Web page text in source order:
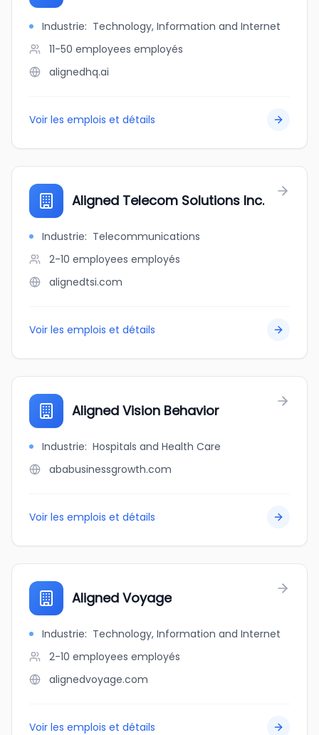
Industrie: Technology, Information and Internet
11-50 employees employés
alignedhq.ai
Voir les emplois et détails
Aligned Telecom Solutions Inc.
Industrie: Telecommunications
2-10 employees employés
alignedtsi.com
Voir les emplois et détails
Aligned Vision Behavior
Industrie: Hospitals and Health Care
ababusinessgrowth.com
Voir les emplois et détails
Aligned Voyage
Industrie: Technology, Information and Internet
2-10 employees employés
alignedvoyage.com
Voir les emplois et détails